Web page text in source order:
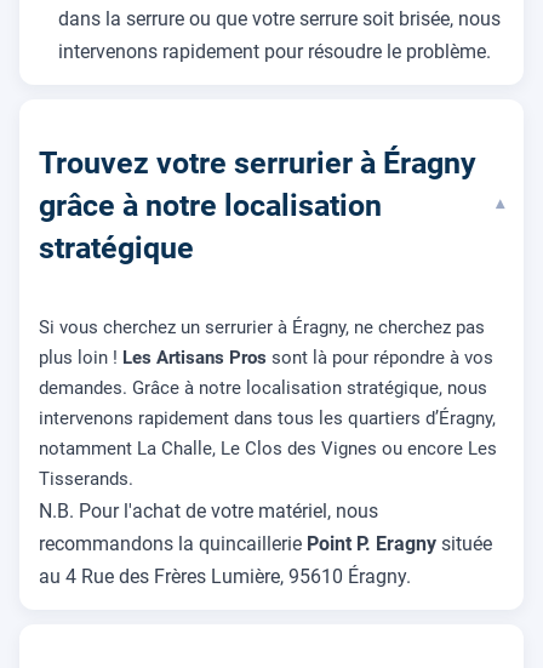
dans la serrure ou que votre serrure soit brisée, nous
intervenons rapidement pour résoudre le problème.
Trouvez votre serrurier à Éragny
grâce à notre localisation
stratégique
▾
Si vous cherchez un serrurier à Éragny, ne cherchez pas
plus loin ! Les Artisans Pros sont là pour répondre à vos
demandes. Grâce à notre localisation stratégique, nous
intervenons rapidement dans tous les quartiers d’Éragny,
notamment La Challe, Le Clos des Vignes ou encore Les
Tisserands.
N.B. Pour l'achat de votre matériel, nous
recommandons la quincaillerie Point P. Eragny située
au 4 Rue des Frères Lumière, 95610 Éragny.